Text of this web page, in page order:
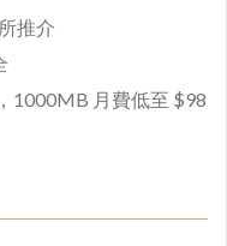
推介
1000MB 月費低至 $98